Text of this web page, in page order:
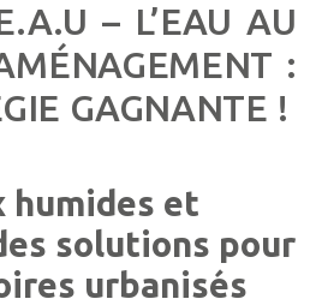
– L’EAU AU
:
GAGNANTE !
humides et
solutions pour
urbanisés